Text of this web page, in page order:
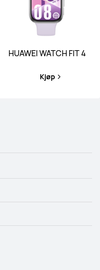
HUAWEI WATCH FIT 4
Kjøp